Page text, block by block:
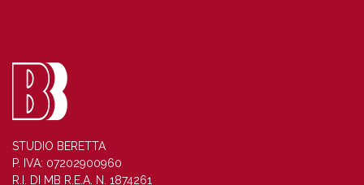
STUDIO BERETTA
P. IVA: 07202900960
R.I. DI MB R.E.A. N. 1874261